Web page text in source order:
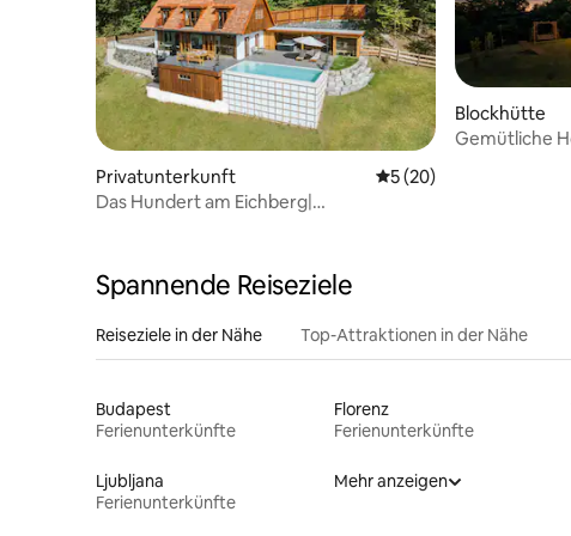
Privatunterkunft Durchschnittliche
5 (20)
Das Hundert am Eichberg|
Blockhütte
Gemütliche
Spannende Reiseziele
Reiseziele in der Nähe Top-Attraktionen in der Nähe
Budapest
Ferienunterkünfte
Florenz
Ferienunterkünfte
Ljubljana
Ferienunterkünfte
Mehr anzeigen